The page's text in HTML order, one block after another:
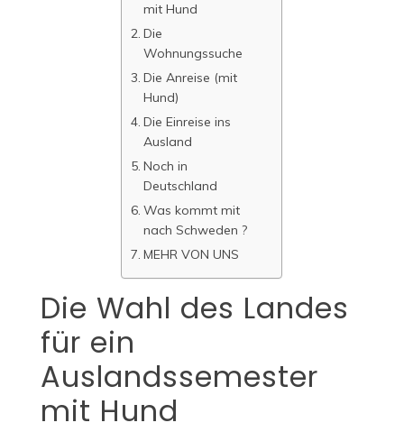
mit Hund
Die
Wohnungssuche
Die Anreise (mit
Hund)
Die Einreise ins
Ausland
Noch in
Deutschland
Was kommt mit
nach Schweden ?
MEHR VON UNS
Die Wahl des Landes
für ein
Auslandssemester
mit Hund